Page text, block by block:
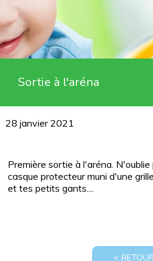
Sortie à l'aréna
28 janvier 2021
Première sortie à l'aréna.
casque protecteur muni d'une
et tes petits gants....
<